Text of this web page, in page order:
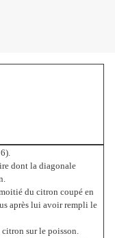
dont la diagonale
du citron coupé en
après lui avoir rempli le
citron sur le poisson.